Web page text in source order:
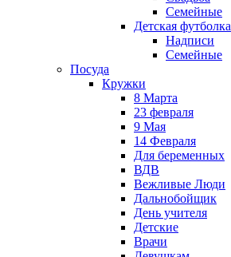
Семейные
Детская футболка
Надписи
Семейные
Посуда
Кружки
8 Марта
23 февраля
9 Мая
14 Февраля
Для беременных
ВДВ
Вежливые Люди
Дальнобойщик
День учителя
Детские
Врачи